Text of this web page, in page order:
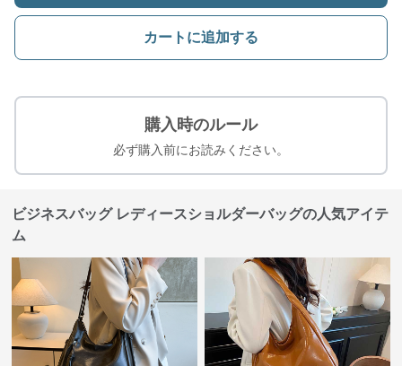
カートに追加する
購入時のルール
必ず購入前にお読みください。
ビジネスバッグ レディースショルダーバッグの人気アイテ
ム